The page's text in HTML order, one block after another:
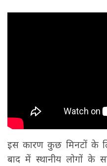
इस कारण कुछ मिनटों के
बाद में स्थानीय लोगों के